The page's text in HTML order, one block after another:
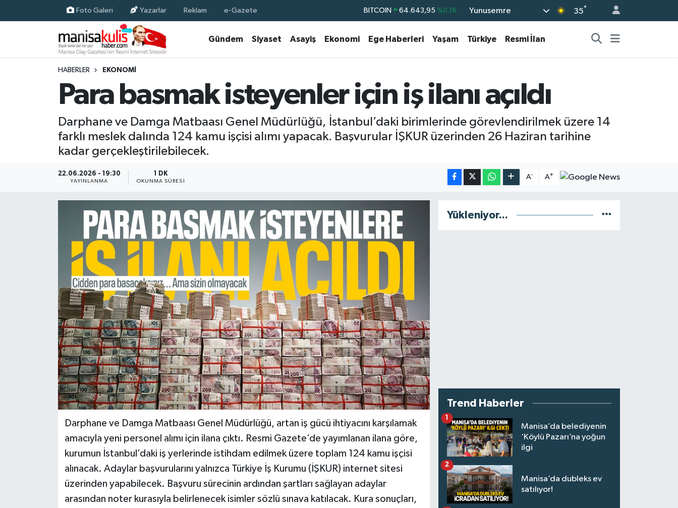
Foto Galeri Yazarlar Reklam e-Gazete BITCOIN 64.643,95 %0.16
GRAM ALTIN 6500.87 %0.12
BİST100 13.799 %70
Yunusemre 35°
Gündem Siyaset Asayiş Ekonomi Ege Haberleri Yaşam Türkiye Resmi İlan
HABERLER EKONOMI
Para basmak isteyenler için iş ilanı açıldı
Darphane ve Damga Matbaası Genel Müdürlüğü, İstanbul’daki birimlerinde görevlendirilmek üzere 14
farklı meslek dalında 124 kamu işçisi alımı yapacak. Başvurular İŞKUR üzerinden 26 Haziran tarihine
kadar gerçekleştirilebilecek.
22.06.2026 - 19:30
YAYINLANMA
1 DK
OKUNMA SÜRESI
A- A+
Darphane ve Damga Matbaası Genel Müdürlüğü, artan iş gücü ihtiyacını karşılamak
amacıyla yeni personel alımı için ilana çıktı. Resmi Gazete’de yayımlanan ilana göre,
kurumun İstanbul’daki iş yerlerinde istihdam edilmek üzere toplam 124 kamu işçisi
alınacak. Adaylar başvurularını yalnızca Türkiye İş Kurumu (İŞKUR) internet sitesi
üzerinden yapabilecek. Başvuru sürecinin ardından şartları sağlayan adaylar
arasından noter kurasıyla belirlenecek isimler sözlü sınava katılacak. Kura sonuçları,
Yükleniyor...
Trend Haberler
Manisa’da belediyenin
‘Köylü Pazarı’na yoğun
ilgi
1
Manisa’da dubleks ev
satılıyor!
2
Gündem
Yunusemre Nöbetçi Eczaneler
Yunusemre Trafik Yoğunluk Haritası
Süper Lig Puan Durumu ve Fikstür
Tüm Manşetler